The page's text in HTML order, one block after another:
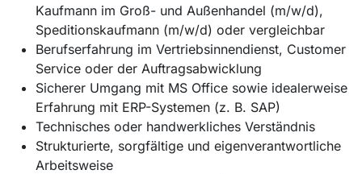
Kaufmann im Groß- und Außenhandel (m/w/d),
Speditionskaufmann (m/w/d) oder vergleichbar
Berufserfahrung im Vertriebsinnendienst, Customer
Service oder der Auftragsabwicklung
Sicherer Umgang mit MS Office sowie idealerweise
Erfahrung mit ERP-Systemen (z. B. SAP)
Technisches oder handwerkliches Verständnis
Strukturierte, sorgfältige und eigenverantwortliche
Arbeitsweise